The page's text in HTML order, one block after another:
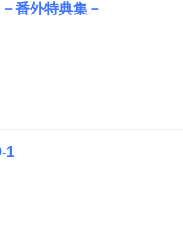
番外特典集－
1